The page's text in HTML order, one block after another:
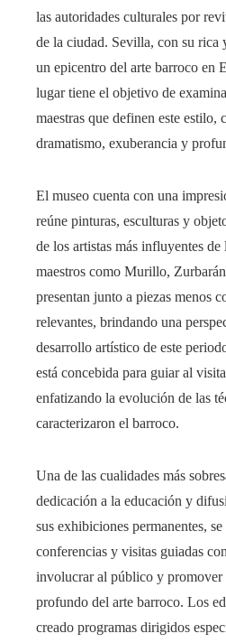
las autoridades culturales por
de la ciudad. Sevilla, con su rica
un epicentro del arte barroco en
lugar tiene el objetivo de
maestras que definen este estilo,
dramatismo, exuberancia y
El museo cuenta con una
reúne pinturas, esculturas y
de los artistas más influyentes de
maestros como Murillo,
presentan junto a piezas menos
relevantes, brindando una
desarrollo artístico de este
está concebida para guiar al
enfatizando la evolución de las
caracterizaron el barroco.
Una de las cualidades más
dedicación a la educación y
sus exhibiciones permanentes,
conferencias y visitas guiadas
involucrar al público y promover
profundo del arte barroco. Los
creado programas dirigidos